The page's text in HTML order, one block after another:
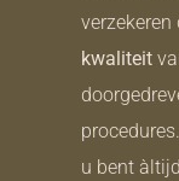
verzekeren
kwaliteit
u bent